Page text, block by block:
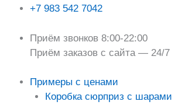
+7 983 542 7042
Приём звонков 8:00-22:00
Приём заказов с сайта — 24/7
Примеры с ценами
Коробка сюрприз с шарами